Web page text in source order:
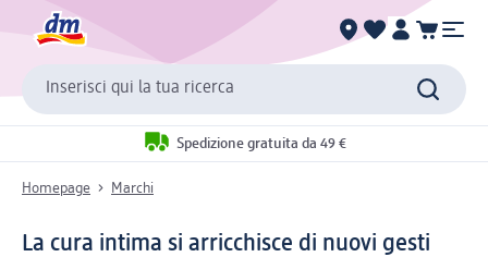
Inserisci qui la tua ricerca
Spedizione gratuita da 49 €
Homepage Marchi
La cura intima si arricchisce di nuovi gesti